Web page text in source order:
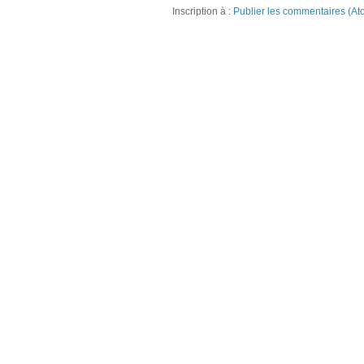
Inscription à : Publier les commentaires